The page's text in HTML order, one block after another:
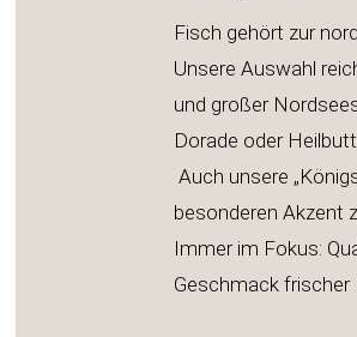
Fisch gehört zur
Unsere Auswahl
und großer
Dorade oder
Auch unsere
besonderen Akzent
Immer im Fokus:
Geschmack frischer